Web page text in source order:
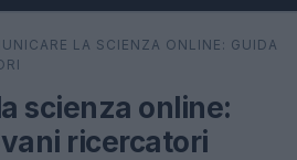
⌕ ×
LA SCIENZA ONLINE: GUIDA
scienza online:
ricercatori